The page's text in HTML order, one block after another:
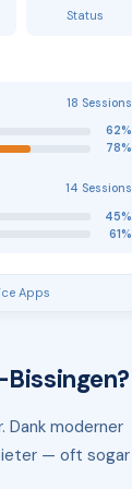
Status
18 Sessions
62%
78%
14 Sessions
45%
61%
Apps
Dank moderner
— oft sogar